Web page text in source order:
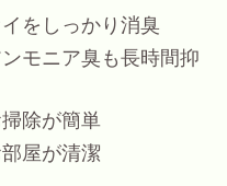
をしっかり消臭
モニア臭も長時間抑
除が簡単
屋が清潔